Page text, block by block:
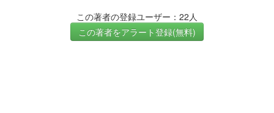
この著者の登録ユーザー：22人
この著者をアラート登録(無料)